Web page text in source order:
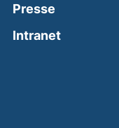
Presse
Intranet(external